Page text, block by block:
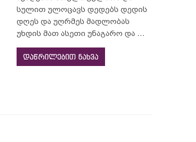
სულით ულოცავს დედებს დედის
დღეს და უღრმეს მადლობას
უხდის მათ ასეთი უნაგარო და ...
დაწრილებით ნახვა